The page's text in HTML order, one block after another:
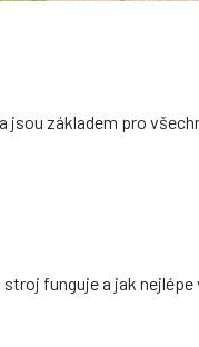
základem pro
funguje a jak nejlépe